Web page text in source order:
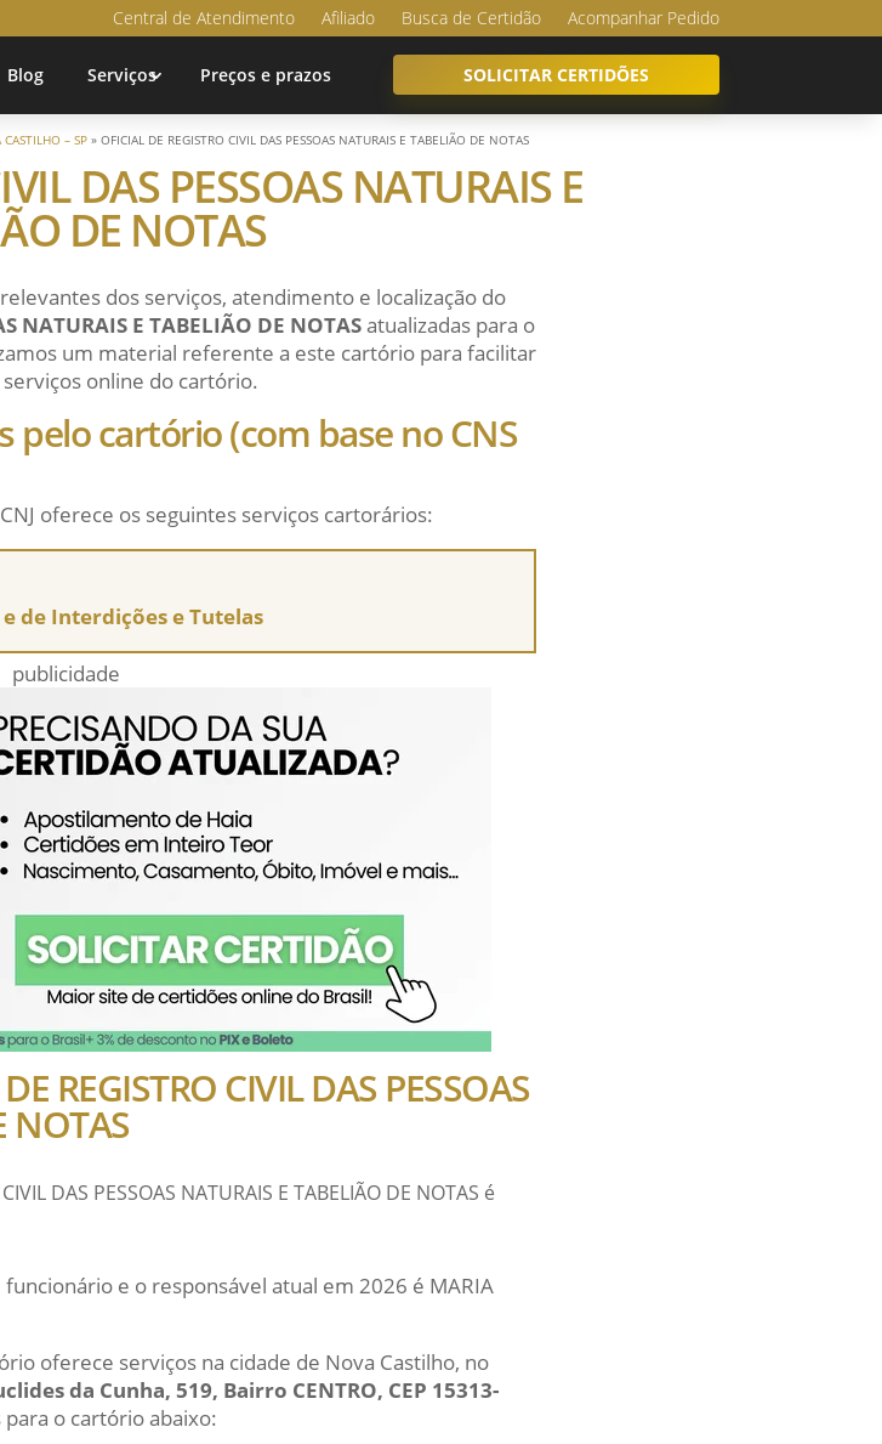
Central de Atendimento Afiliado Busca de Certidão Acompanhar Pedido
Blog Serviços Preços e prazos SOLICITAR CERTIDÕES
– SP» OFICIAL DE REGISTRO CIVIL DAS PESSOAS NATURAIS E TABELIÃO DE NOTAS
DAS PESSOAS NATURAIS E
DE NOTAS
dos serviços, atendimento e localização do
NATURAIS E TABELIÃO DE NOTASatualizadas para o
um material referente a este cartório para facilitar
online do cartório.
pelo cartório (com base no CNS
oferece os seguintes serviços cartorários:
de Interdições e Tutelas
publicidade
REGISTRO CIVIL DAS PESSOAS
NOTAS
DAS PESSOAS NATURAIS E TABELIÃO DE NOTAS é
e o responsável atual em 2026 é MARIA
oferece serviços na cidade de Nova Castilho, no
da Cunha, 519, Bairro CENTRO, CEP 15313-
o cartório abaixo: